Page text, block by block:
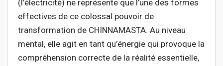
(l’électricité) ne représente que l’une des formes
effectives de ce colossal pouvoir de
transformation de CHINNAMASTA. Au niveau
mental, elle agit en tant qu’énergie qui provoque la
compréhension correcte de la réalité essentielle,